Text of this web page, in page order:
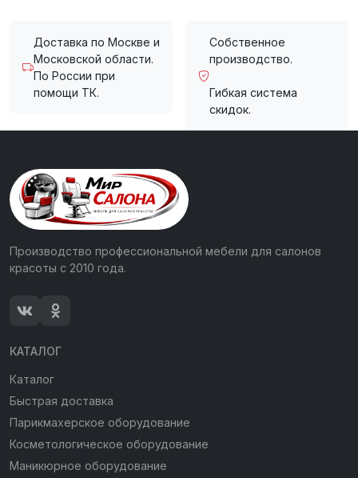
Доставка по Москве и
Московской области.
По России при
помощи ТК.
Собственное
производство.
Гибкая система
скидок.
Производство профессиональной мебели для салонов
красоты с 2010 года.
КАТАЛОГ
Каталог
Быстрая доставка
Парикмахерское оборудование
Косметологическое оборудование
Маникюрное оборудование